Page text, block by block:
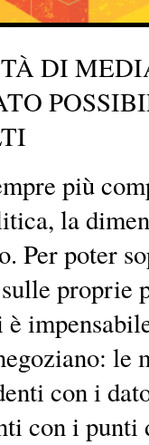
DI
più
la
Per poter
proprie
è
con i
con i punti